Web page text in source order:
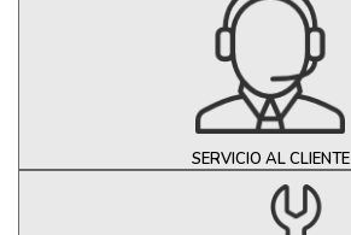
SERVICIO AL CLIENTE